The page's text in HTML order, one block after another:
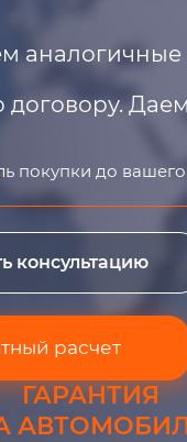
договору.
покупки до вашего
консультацию
расчет
ГАРАНТИЯ